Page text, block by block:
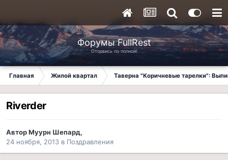
Форумы FullRest
Оторвись по полной!
Главная Жилой квартал Таверна "Коричневые тарелки":
Riverder
АвторМуурн Шепард,
24 ноября, 2013 в Поздравления